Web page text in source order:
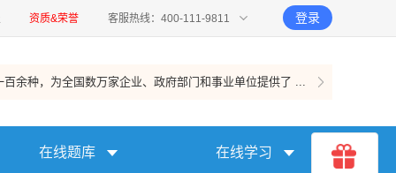
资质&荣誉 客服热线：400-111-9811 登录
百余种，为全国数万家企业、政府部门和事业单位提供了 ...
在线题库 在线学习